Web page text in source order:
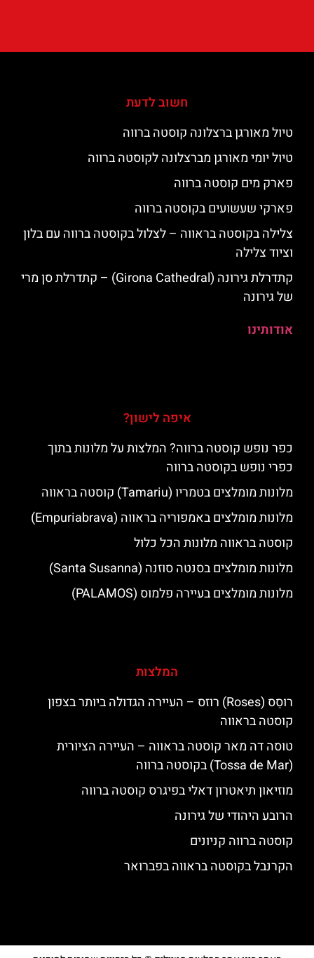
חשוב לדעת
טיול מאורגן ברצלונה קוסטה ברווה
טיול יומי מאורגן מברצלונה לקוסטה ברווה
פארק מים קוסטה ברווה
פארקי שעשועים בקוסטה ברווה
צלילה בקוסטה בראווה – לצלול בקוסטה ברווה עם בלון
וציוד צלילה
קתדרלת גירונה (Girona Cathedral) – קתדרלת סן מרי
של גירונה
אודותינו
איפה לישון?
כפר נופש קוסטה ברווה? המלצות על מלונות בתוך
כפרי נופש בקוסטה ברווה
מלונות מומלצים בטמריו (Tamariu) קוסטה בראווה
מלונות מומלצים באמפוריה בראווה (Empuriabrava)
קוסטה בראווה מלונות הכל כלול
מלונות מומלצים בסנטה סוזנה (Santa Susanna)
מלונות מומלצים בעיירה פלמוס (PALAMOS)
המלצות
רוסֵס (Roses) רוזס – העיירה הגדולה ביותר בצפון
קוסטה בראווה
טוסה דה מאר קוסטה בראווה – העיירה הציורית
(Tossa de Mar) בקוסטה ברווה
מוזיאון תיאטרון דאלי בפיגרס קוסטה ברווה
הרובע היהודי של גירונה
קוסטה ברווה קניונים
הקרנבל בקוסטה בראווה בפברואר